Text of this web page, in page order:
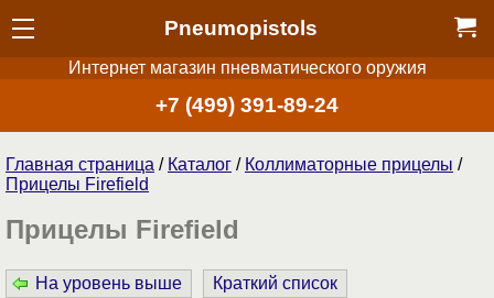
Pneumopistols
Интернет магазин пневматического оружия
+7 (499) 391-89-24
Главная страница / Каталог / Коллиматорные прицелы /
Прицелы Firefield
Прицелы Firefield
На уровень выше
Краткий список